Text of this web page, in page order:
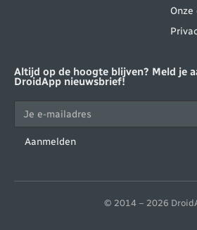
Altijd op de hoogte blijven? Meld je
DroidApp nieuwsbrief!
Aanmelden
© 2014 – 2026